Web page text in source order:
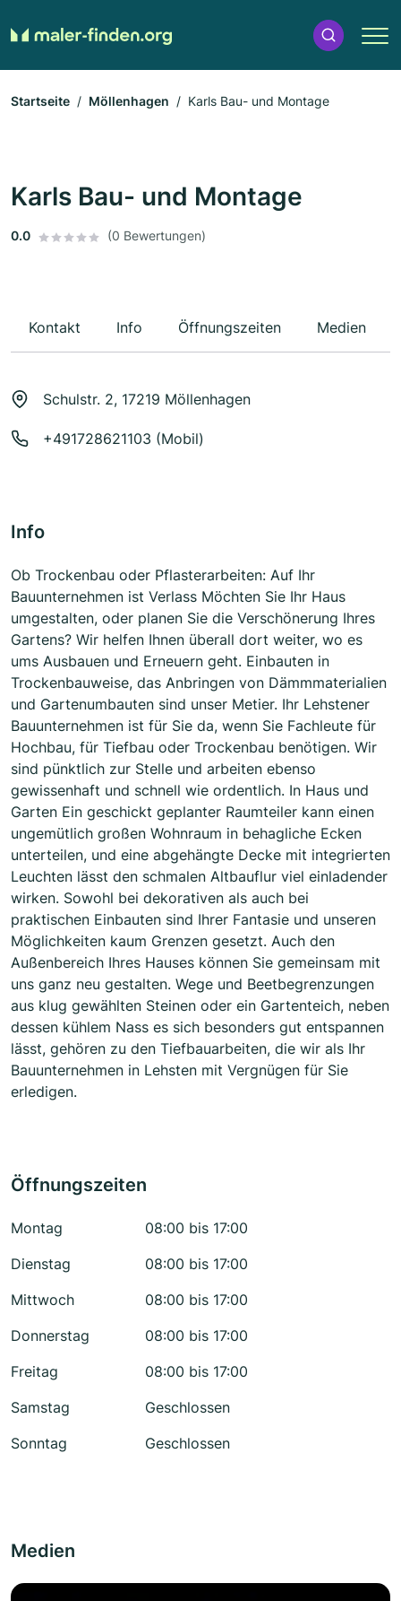
Startseite Möllenhagen Karls Bau- und Montage
Karls Bau- und Montage
0.0 (0 Bewertungen)
Kontakt Info Öffnungszeiten Medien
Schulstr. 2, 17219 Möllenhagen
+491728621103 (Mobil)
Info
Ob Trockenbau oder Pflasterarbeiten: Auf Ihr
Bauunternehmen ist Verlass Möchten Sie Ihr Haus
umgestalten, oder planen Sie die Verschönerung Ihres
Gartens? Wir helfen Ihnen überall dort weiter, wo es
ums Ausbauen und Erneuern geht. Einbauten in
Trockenbauweise, das Anbringen von Dämmmaterialien
und Gartenumbauten sind unser Metier. Ihr Lehstener
Bauunternehmen ist für Sie da, wenn Sie Fachleute für
Hochbau, für Tiefbau oder Trockenbau benötigen. Wir
sind pünktlich zur Stelle und arbeiten ebenso
gewissenhaft und schnell wie ordentlich. In Haus und
Garten Ein geschickt geplanter Raumteiler kann einen
ungemütlich großen Wohnraum in behagliche Ecken
unterteilen, und eine abgehängte Decke mit integrierten
Leuchten lässt den schmalen Altbauflur viel einladender
wirken. Sowohl bei dekorativen als auch bei
praktischen Einbauten sind Ihrer Fantasie und unseren
Möglichkeiten kaum Grenzen gesetzt. Auch den
Außenbereich Ihres Hauses können Sie gemeinsam mit
uns ganz neu gestalten. Wege und Beetbegrenzungen
aus klug gewählten Steinen oder ein Gartenteich, neben
dessen kühlem Nass es sich besonders gut entspannen
lässt, gehören zu den Tiefbauarbeiten, die wir als Ihr
Bauunternehmen in Lehsten mit Vergnügen für Sie
erledigen.
Öffnungszeiten
Montag
08:00 bis 17:00
Dienstag
08:00 bis 17:00
Mittwoch
08:00 bis 17:00
Donnerstag
08:00 bis 17:00
Freitag
08:00 bis 17:00
Samstag
Geschlossen
Sonntag
Geschlossen
Medien